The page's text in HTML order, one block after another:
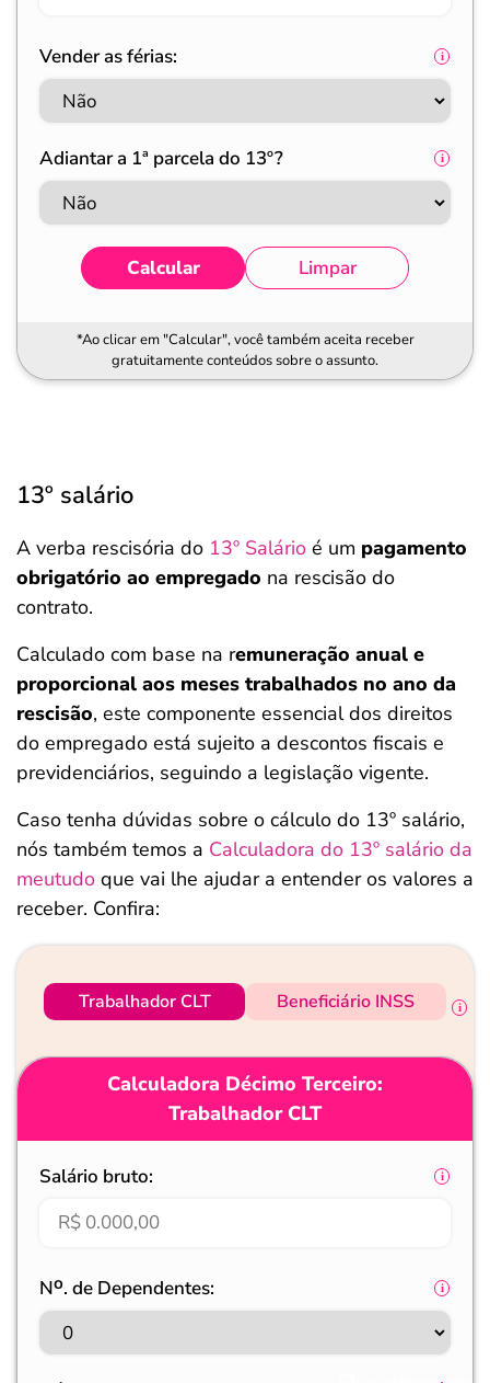
Vender as férias:
Adiantar a 1ª parcela do 13º?
Calcular Limpar
*Ao clicar em "Calcular", você também aceita receber
gratuitamente conteúdos sobre o assunto.
13º salário
A verba rescisória do 13º Salário é um pagamento
obrigatório ao empregado na rescisão do
contrato.
Calculado com base na remuneração anual e
proporcional aos meses trabalhados no ano da
rescisão, este componente essencial dos direitos
do empregado está sujeito a descontos fiscais e
previdenciários, seguindo a legislação vigente.
Caso tenha dúvidas sobre o cálculo do 13º salário,
nós também temos a Calculadora do 13º salário da
meutudo que vai lhe ajudar a entender os valores a
receber. Confira:
Trabalhador CLT Beneficiário INSS
Calculadora Décimo Terceiro:
Trabalhador CLT
Salário bruto:
Nᴼ. de Dependentes: